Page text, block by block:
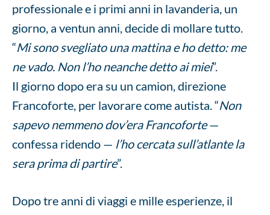
professionale e i primi anni in lavanderia, un
giorno, a ventun anni, decide di mollare tutto.
“Mi sono svegliato una mattina e ho detto: me
ne vado. Non l’ho neanche detto ai miei”.
Il giorno dopo era su un camion, direzione
Francoforte, per lavorare come autista. “Non
sapevo nemmeno dov’era Francoforte—
confessa ridendo — l’ho cercata sull’atlante la
sera prima di partire”.
Dopo tre anni di viaggi e mille esperienze, il